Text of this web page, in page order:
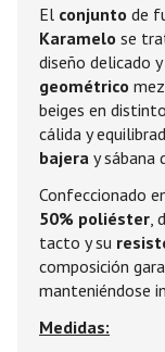
El conjunto de
Karamelo se
diseño delicado
geométrico
beiges en
cálida y
bajera y sábana
Confeccionado
50% poliéster,
tacto y su
composición
manteniéndose
Medidas: